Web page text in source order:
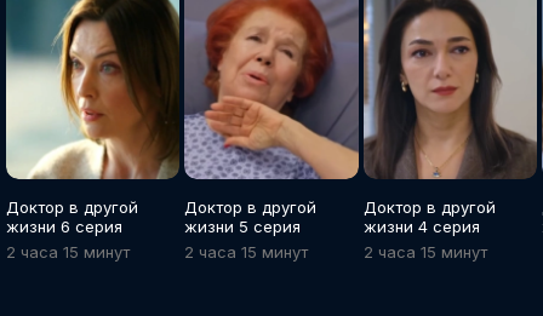
Доктор в другой
жизни 6 серия
2 часа 15 минут
Доктор в другой
жизни 5 серия
2 часа 15 минут
Доктор в другой
жизни 4 серия
2 часа 15 минут